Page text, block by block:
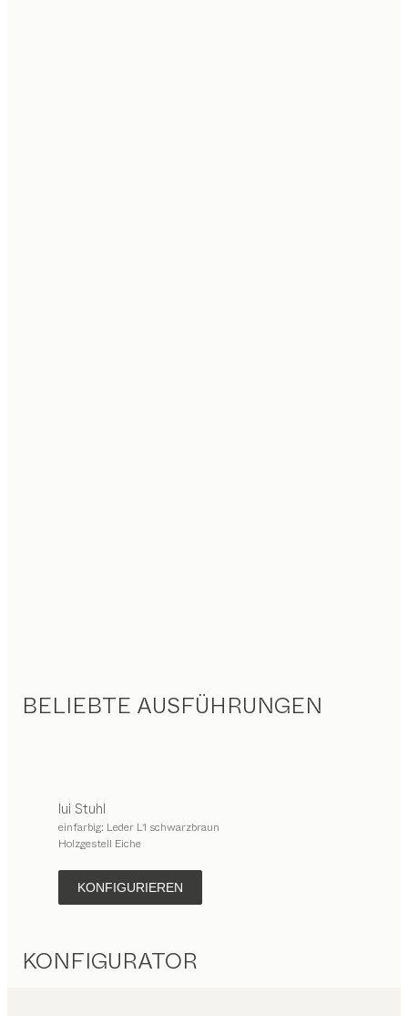
BELIEBTE AUSFÜHRUNGEN
lui Stuhl
einfarbig: Leder L1 schwarzbraun
Holzgestell Eiche
KONFIGURIEREN
KONFIGURATOR